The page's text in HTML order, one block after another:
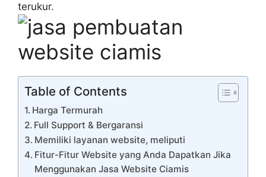
terukur.
Table of Contents
Harga Termurah
Full Support & Bergaransi
Memiliki layanan website, meliputi
Fitur-Fitur Website yang Anda Dapatkan Jika
Menggunakan Jasa Website Ciamis